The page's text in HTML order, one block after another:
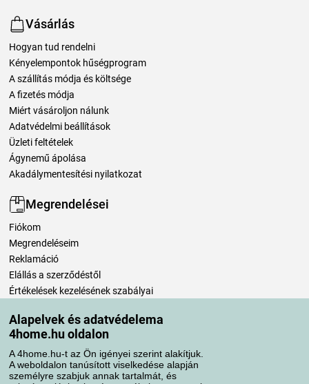
Alapelvek és adatvédelema
4home.hu oldalon
A 4home.hu-t az Ön igényei szerint alakítjuk.
A weboldalon tanúsított viselkedése alapján
személyre szabjuk annak tartalmát, és
Vásárlás
Hogyan tud rendelni
Kényelempontok hűségprogram
A szállítás módja és költsége
A fizetés módja
Miért vásároljon nálunk
Adatvédelmi beállítások
Üzleti feltételek
Ágynemű ápolása
Akadálymentesítési nyilatkozat
Megrendelései
Fiókom
Megrendeléseim
Reklamáció
Elállás a szerződéstől
Értékelések kezelésének szabályai
Szállítási módok
Fizetési módok